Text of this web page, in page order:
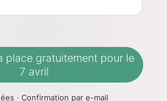
place gratuitement pour le
7 avril
· Confirmation par e-mail